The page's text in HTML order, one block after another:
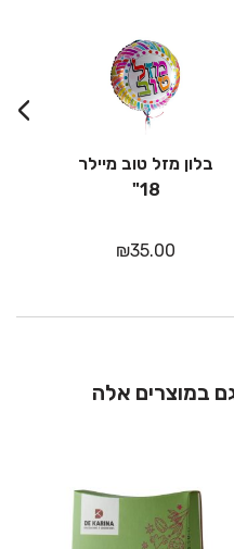
בלון מזל טוב מיילר
18"
₪35.00
›
גם במוצרים אלה